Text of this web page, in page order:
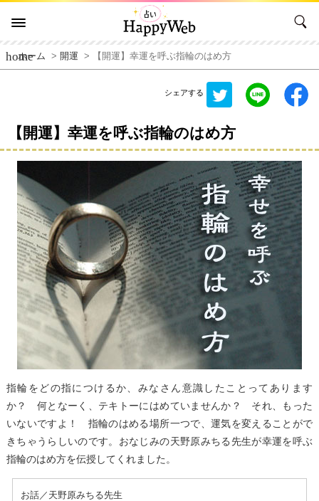
home
ホーム > 開運 > 【開運】幸運を呼ぶ指輪のはめ方
シェアする
【開運】幸運を呼ぶ指輪のはめ方
指輪をどの指につけるか、みなさん意識したことってあります
か？ 何となーく、テキトーにはめていませんか？ それ、もった
いないですよ！ 指輪のはめる場所一つで、運気を変えることがで
きちゃうらしいのです。おなじみの天野原みちる先生が幸運を呼ぶ
指輪のはめ方を伝授してくれました。
お話／天野原みちる先生